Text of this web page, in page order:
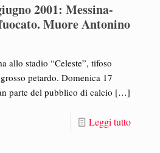
2001: Messina-
Muore Antonino
allo stadio “Celeste”, tifoso
petardo. Domenica 17
parte del pubblico di calcio […]
Leggi tutto